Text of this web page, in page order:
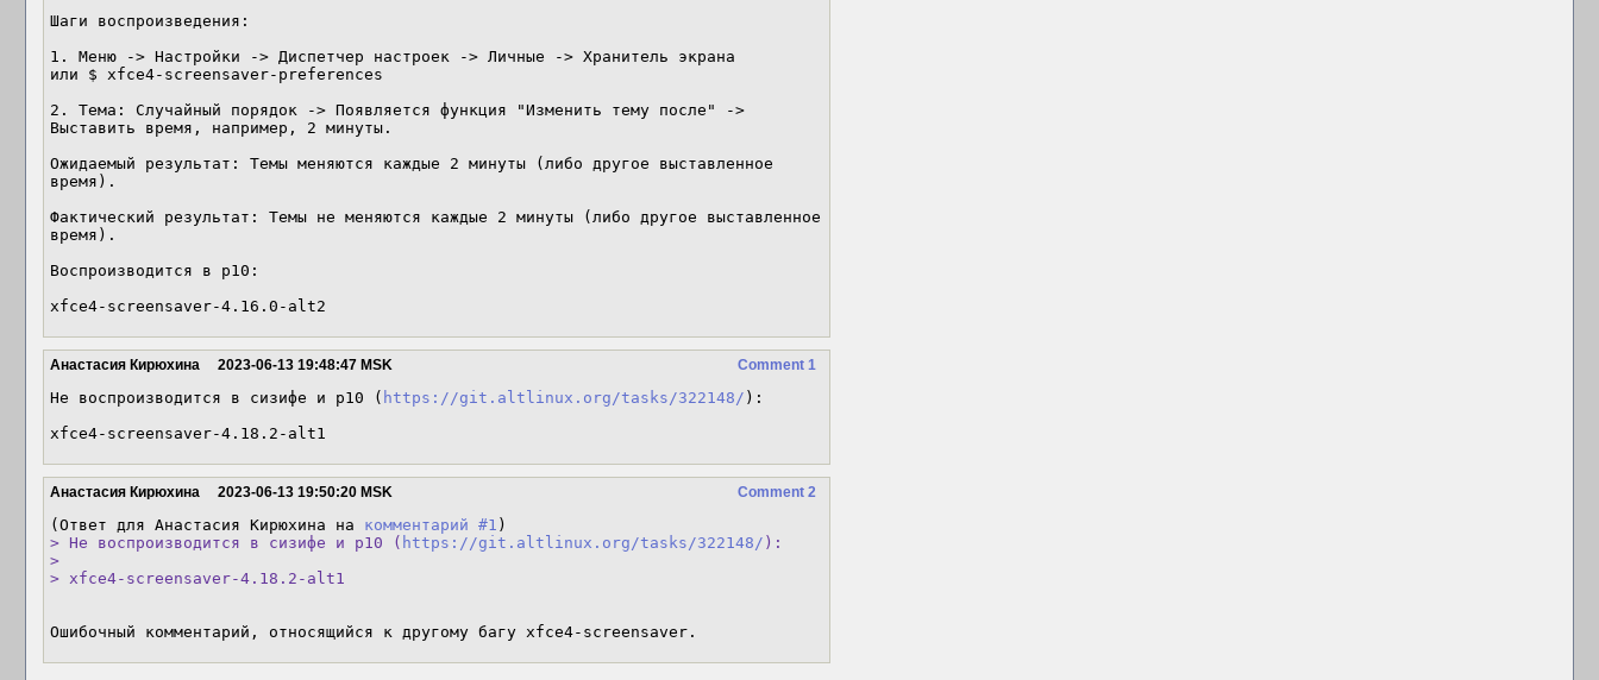
Шаги воспроизведения:
1. Меню -> Настройки -> Диспетчер настроек -> Личные -> Хранитель экрана
или $ xfce4-screensaver-preferences
2. Тема: Случайный порядок -> Появляется функция "Изменить тему после" ->
Выставить время, например, 2 минуты.
Ожидаемый результат: Темы меняются каждые 2 минуты (либо другое выставленное
время).
Фактический результат: Темы не меняются каждые 2 минуты (либо другое выставленное
время).
Воспроизводится в р10:
xfce4-screensaver-4.16.0-alt2
Comment 1
Анастасия Кирюхина 2023-06-13 19:48:47 MSK
Не воспроизводится в сизифе и р10 ( https://git.altlinux.org/tasks/322148/ ):
xfce4-screensaver-4.18.2-alt1
Comment 2
Анастасия Кирюхина 2023-06-13 19:50:20 MSK
(Ответ для Анастасия Кирюхина на комментарий #1
> Не воспроизводится в сизифе и р10 ( https://git.altlinux.org/tasks/322148/ ):
>
> xfce4-screensaver-4.18.2-alt1
Ошибочный комментарий, относящийся к другому багу xfce4-screensaver.